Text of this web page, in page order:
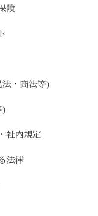
険
・商法等)
)
社内規定
法律